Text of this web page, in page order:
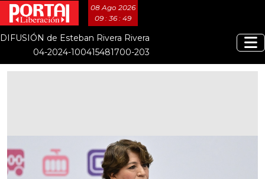
08 Ago 2026
09 : 36 : 50
DIFUSIÓN de Esteban Rivera Rivera
04-2024-100415481700-203